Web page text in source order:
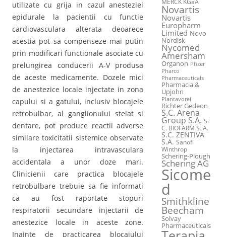
utilizate cu grija in cazul anesteziei
epidurale la pacientii cu functie
cardiovasculara alterata deoarece
acestia pot sa compenseze mai putin
prin modificari functionale asociate cu
prelungirea conducerii A-V produsa
de aceste medicamente. Dozele mici
de anestezice locale injectate in zona
capului si a gatului, inclusiv blocajele
retrobulbar, al ganglionului stelat si
dentare, pot produce reactii adverse
similare toxicitatii sistemice observate
la injectarea intravasculara
accidentala a unor doze mari.
Clinicienii care practica blocajele
retrobulbare trebuie sa fie informati
ca au fost raportate stopuri
respiratorii secundare injectarii de
anestezice locale in aceste zone.
Inainte de practicarea blocajului
MERCK KGaA
Novartis
Novartis
Europharm
Limited Novo
Nordisk
Nycomed
Amersham
Organon Pfizer
Pharco
Pharmaceuticals
Pharmacia &
Upjohn
Plantavorel
Richter Gedeon
S.C. Arena
Group S.A. S.
C. BIOFARM S. A.
S.C. ZENTIVA
S.A. Sanofi
Winthrop
Schering-Plough
Schering AG
Sicome
d
Smithkline
Beecham
Solvay
Pharmaceuticals